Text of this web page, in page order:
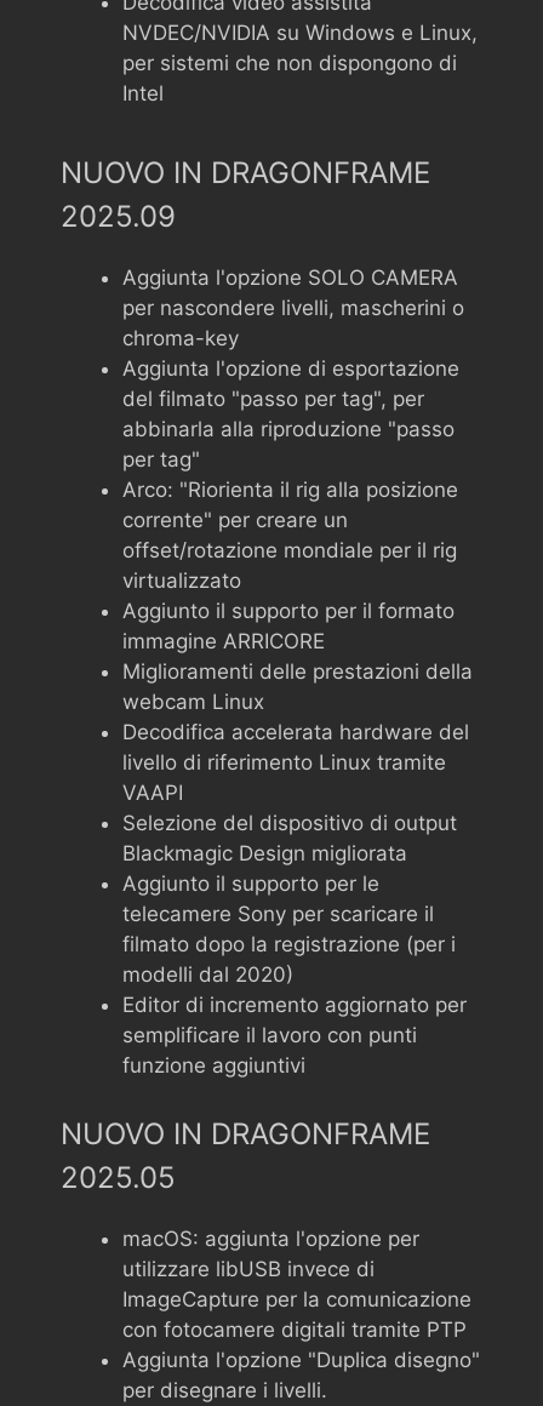
NVDEC/NVIDIA su Windows e Linux,
per sistemi che non dispongono di
Intel
NUOVO IN DRAGONFRAME
2025.09
Aggiunta l'opzione SOLO CAMERA
per nascondere livelli, mascherini o
chroma-key
Aggiunta l'opzione di esportazione
del filmato "passo per tag", per
abbinarla alla riproduzione "passo
per tag"
Arco: "Riorienta il rig alla posizione
corrente" per creare un
offset/rotazione mondiale per il rig
virtualizzato
Aggiunto il supporto per il formato
immagine ARRICORE
Miglioramenti delle prestazioni della
webcam Linux
Decodifica accelerata hardware del
livello di riferimento Linux tramite
VAAPI
Selezione del dispositivo di output
Blackmagic Design migliorata
Aggiunto il supporto per le
telecamere Sony per scaricare il
filmato dopo la registrazione (per i
modelli dal 2020)
Editor di incremento aggiornato per
semplificare il lavoro con punti
funzione aggiuntivi
NUOVO IN DRAGONFRAME
2025.05
macOS: aggiunta l'opzione per
utilizzare libUSB invece di
ImageCapture per la comunicazione
con fotocamere digitali tramite PTP
Aggiunta l'opzione "Duplica disegno"
per disegnare i livelli.